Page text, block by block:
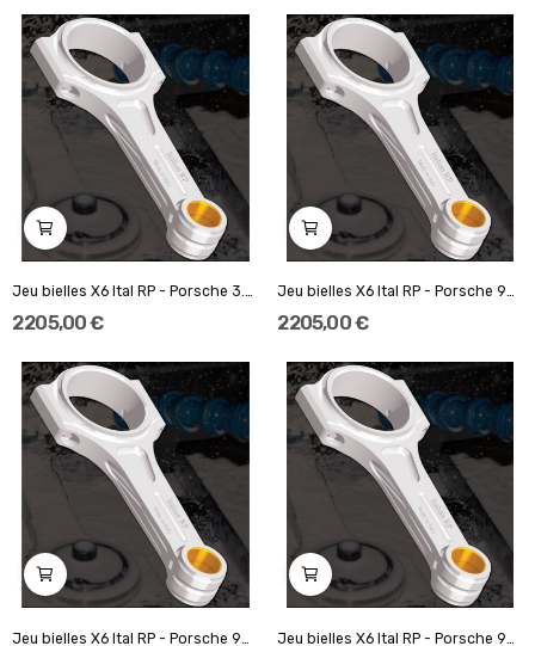
Jeu bielles X6 Ital RP - Porsche 3.2 / 3.3...
2 205,00 €
Jeu bielles X6 Ital RP - Porsche 993 / 996 TT,...
2 205,00 €